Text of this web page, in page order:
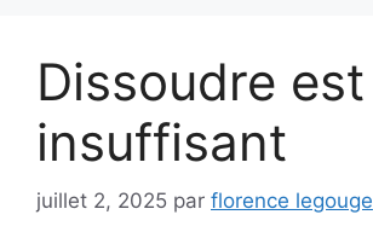
Dissoudre est
insuffisant
juillet 2, 2025 par florence legouge